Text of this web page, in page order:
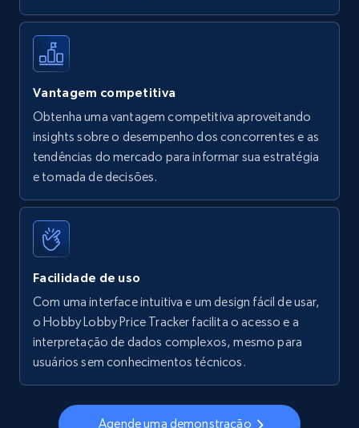
Specifications, Image urls, Top reviews, and
more.
5.6K+ 875+
Walmart - products - Find new products by
using specific category URL
URL, Final price, Sku, Currency, Gtin,
Specifications, Image urls, Top reviews, and
more.
Walmart - products - Collects products by
specific keywords
URL, Final price, Sku, Currency, Gtin,
Vantagem competitiva
Obtenha uma vantagem competitiva aproveitando
insights sobre o desempenho dos concorrentes e as
tendências do mercado para informar sua estratégia
e tomada de decisões.
Facilidade de uso
Com uma interface intuitiva e um design fácil de usar,
o Hobby Lobby Price Tracker facilita o acesso e a
interpretação de dados complexos, mesmo para
usuários sem conhecimentos técnicos.
Agende uma demonstração